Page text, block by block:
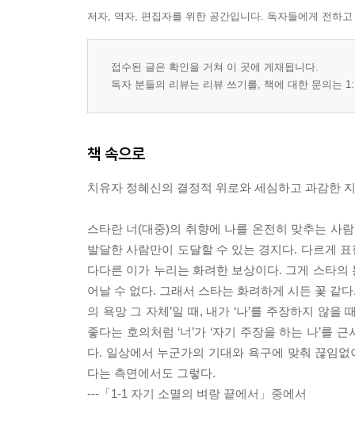
저자, 역자, 편집자를 위한 공간입니다. 독자들에게 전하
접수된 글은 확인을 거쳐 이 곳에 게재됩니다.
독자 분들의 리뷰는 리뷰 쓰기를, 책에 대한 문의는
책 속으로
치유자 정혜신의 결정적 위로와 세심하고 과감한
스타란 너(대중)의 취향에 나를 온전히 맞추는 사
발달한 사람만이 도달할 수 있는 경지다. 다르게
다다른 이가 누리는 화려한 보상이다. 그게 스타
어날 수 없다. 그래서 스타는 화려하게 시든 꽃 같
의 욕망 그 자체’일 때, 내가 ‘나’를 주장하지 않을
좋다는 호의처럼 ‘너’가 ‘자기 주장을 하는 나’를
다. 일상에서 누군가의 기대와 욕구에 맞춰 끊임
다는 측면에서도 그렇다.
---「1-1 자기 소멸의 벼랑 끝에서」중에서